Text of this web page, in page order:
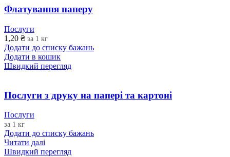
Флатування паперу
Послуги
1,20 ₴ за 1 кг
Додати до списку бажань
Додати в кошик
Швидкий перегляд
Послуги з друку на папері та картоні
Послуги
за 1 кг
Додати до списку бажань
Читати далі
Швидкий перегляд